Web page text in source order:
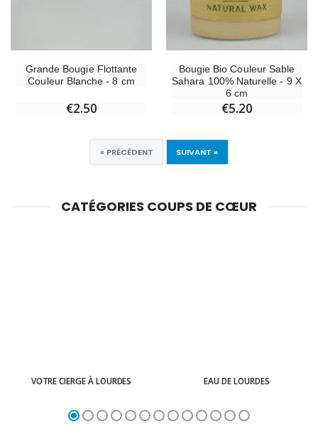
Grande Bougie Flottante
Couleur Blanche - 8 cm
€2.50
Bougie Bio Couleur Sable
Sahara 100% Naturelle - 9 X
6 cm
€5.20
« PRÉCÉDENT SUIVANT »
CATÉGORIES COUPS DE CŒUR
VOTRE CIERGE À LOURDES EAU DE LOURDES